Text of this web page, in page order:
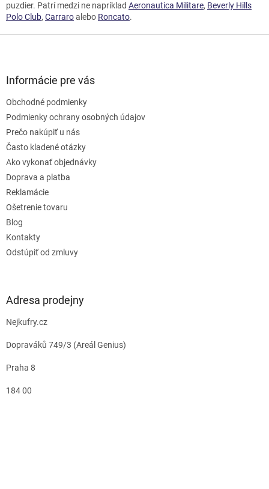
puzdier. Patrí medzi ne napríklad Aeronautica Militare, Beverly Hills
Polo Club, Carraroalebo Roncato.
Informácie pre vás
Obchodné podmienky
Podmienky ochrany osobných údajov
Prečo nakúpiť u nás
Často kladené otázky
Ako vykonať objednávky
Doprava a platba
Reklamácie
Ošetrenie tovaru
Blog
Kontakty
Odstúpiť od zmluvy
Adresa prodejny
Nejkufry.cz
Dopraváků 749/3 (Areál Genius)
Praha 8
184 00